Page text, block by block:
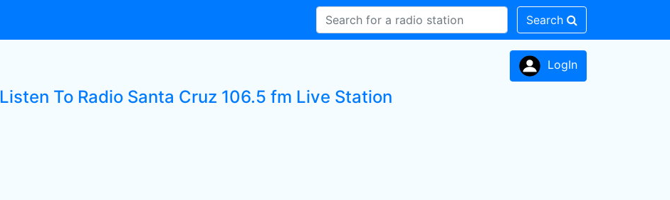
Search
LogIn
Listen To Radio Santa Cruz 106.5 fm Live Station